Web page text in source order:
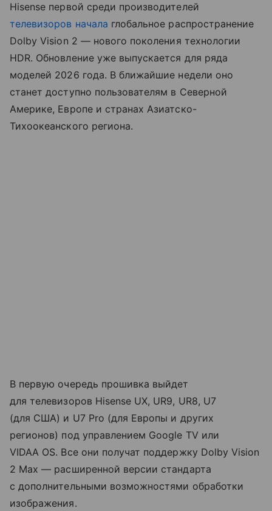
Hisense первой среди производителей
телевизоров начала глобальное распространение
Dolby Vision 2 — нового поколения технологии
HDR. Обновление уже выпускается для ряда
моделей 2026 года. В ближайшие недели оно
станет доступно пользователям в Северной
Америке, Европе и странах Азиатско-
Тихоокеанского региона.
В первую очередь прошивка выйдет
для телевизоров Hisense UX, UR9, UR8, U7
(для США) и U7 Pro (для Европы и других
регионов) под управлением Google TV или
VIDAA OS. Все они получат поддержку Dolby Vision
2 Max — расширенной версии стандарта
с дополнительными возможностями обработки
изображения.